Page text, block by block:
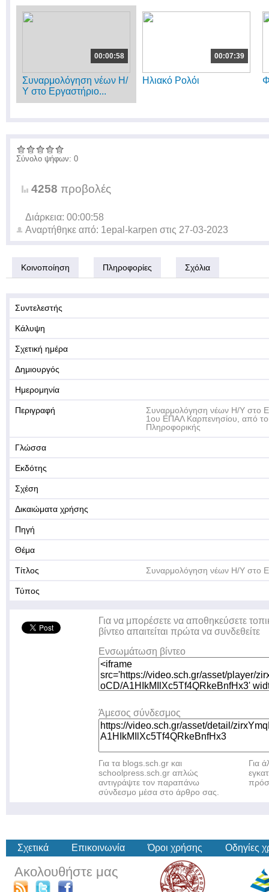
Συναρμολόγηση νέων Η/
Υ στο Εργαστήριο...
00:00:58
Ηλιακό Ρολόι
00:07:39
Σύνολο ψήφων: 0
4258 προβολές
Διάρκεια: 00:00:58
Αναρτήθηκε από: 1epal-karpen στις 27-03-2023
Κοινοποίηση Πληροφορίες Σχόλια
Συντελεστής
Κάλυψη
Σχετική ημέρα
Δημιουργός
Ημερομηνία
Περιγραφή
Συναρμολόγηση νέων Η/Υ στο
1ου ΕΠΑΛ Καρπενησίου, από
Πληροφορικής
Γλώσσα
Εκδότης
Σχέση
Δικαιώματα χρήσης
Πηγή
Θέμα
Τίτλος Συναρμολόγηση νέων Η/Υ στο
Τύπος
Για να μπορέσετε να αποθηκεύσετε
βίντεο απαιτείται πρώτα να συνδεθείτε
Ενσωμάτωση βίντεο
Άμεσος σύνδεσμος
Για τα blogs.sch.gr και
schoolpress.sch.gr απλώς
αντιγράψτε τον παραπάνω
σύνδεσμο μέσα στο άρθρο σας.
Για
Σχετικά Επικοινωνία Όροι χρήσης Οδηγίες
Ακολουθήστε μας